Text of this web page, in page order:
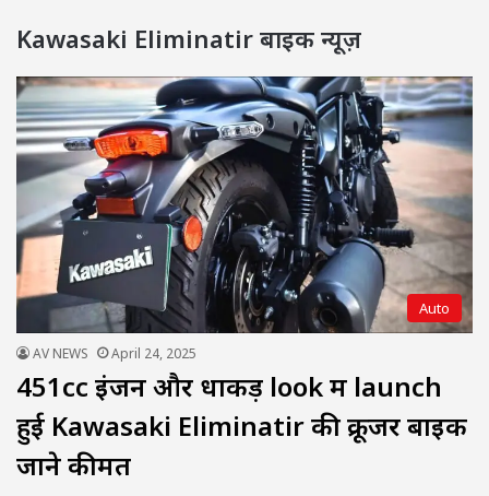
Kawasaki Eliminatir बाइक न्यूज़
Auto
AV NEWS April 24, 2025
451cc इंजन और धाकड़ look में launch
हुई Kawasaki Eliminatir की क्रूजर बाइक
जाने कीमत